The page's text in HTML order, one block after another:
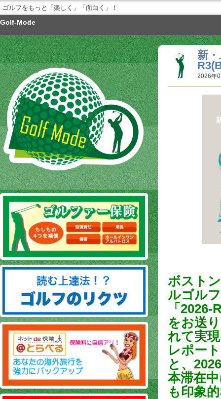
ゴルフをもっと「楽しく」「面白く」！
Golf-Mode
新
2026年
ボスト
ルゴル
「
をお送
れて実
レポー
と、
本滞在
も印象